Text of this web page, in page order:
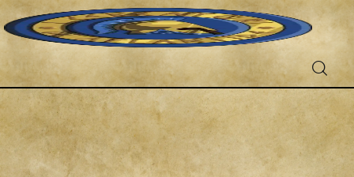
Fantascienza
Fantasy